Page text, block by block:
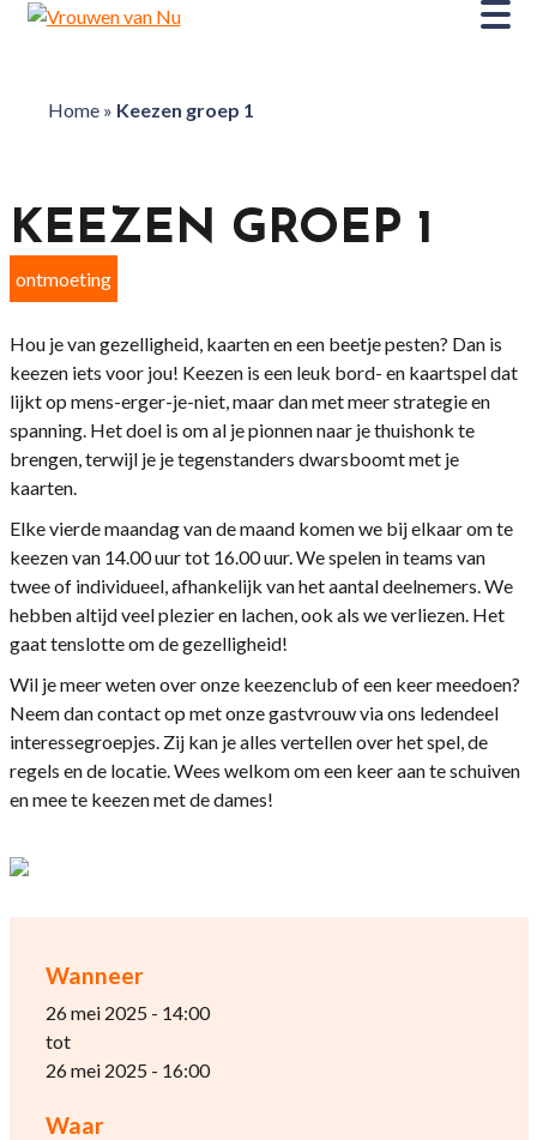
Home» Keezen groep 1
Wanneer
26 mei 2025 - 14:00
tot
26 mei 2025 - 16:00
Waar
KEEZEN GROEP 1
ontmoeting
Hou je van gezelligheid, kaarten en een beetje pesten? Dan is
keezen iets voor jou! Keezen is een leuk bord- en kaartspel dat
lijkt op mens-erger-je-niet, maar dan met meer strategie en
spanning. Het doel is om al je pionnen naar je thuishonk te
brengen, terwijl je je tegenstanders dwarsboomt met je
kaarten.
Elke vierde maandag van de maand komen we bij elkaar om te
keezen van 14.00 uur tot 16.00 uur. We spelen in teams van
twee of individueel, afhankelijk van het aantal deelnemers. We
hebben altijd veel plezier en lachen, ook als we verliezen. Het
gaat tenslotte om de gezelligheid!
Wil je meer weten over onze keezenclub of een keer meedoen?
Neem dan contact op met onze gastvrouw via ons ledendeel
interessegroepjes. Zij kan je alles vertellen over het spel, de
regels en de locatie. Wees welkom om een keer aan te schuiven
en mee te keezen met de dames!